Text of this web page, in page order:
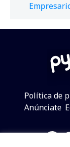
Política de
Anúnciate